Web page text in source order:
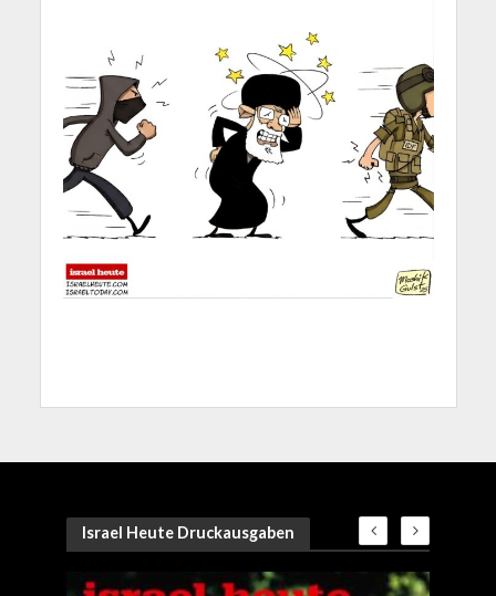
Israel Heute Druckausgaben